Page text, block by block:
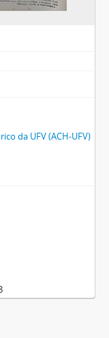
da UFV (ACH-UFV)